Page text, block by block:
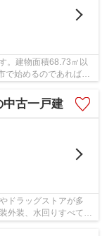
。建物面積68.73㎡以
で始めるのであれば、
古一戸建
ドラッグストアが多
外装、水回りすべてリ